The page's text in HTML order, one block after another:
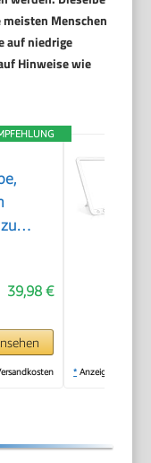
Menschen
auf niedrige
Hinweise wie
freie
mit
39,98 €
* Anzeige